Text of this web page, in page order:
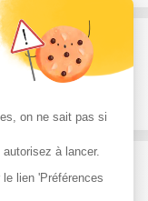
Européenne ?